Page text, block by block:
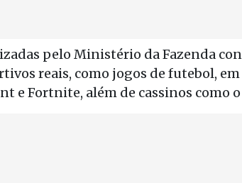
pelo Ministério da Fazenda
reais, como jogos de futebol,
e Fortnite, além de cassinos como